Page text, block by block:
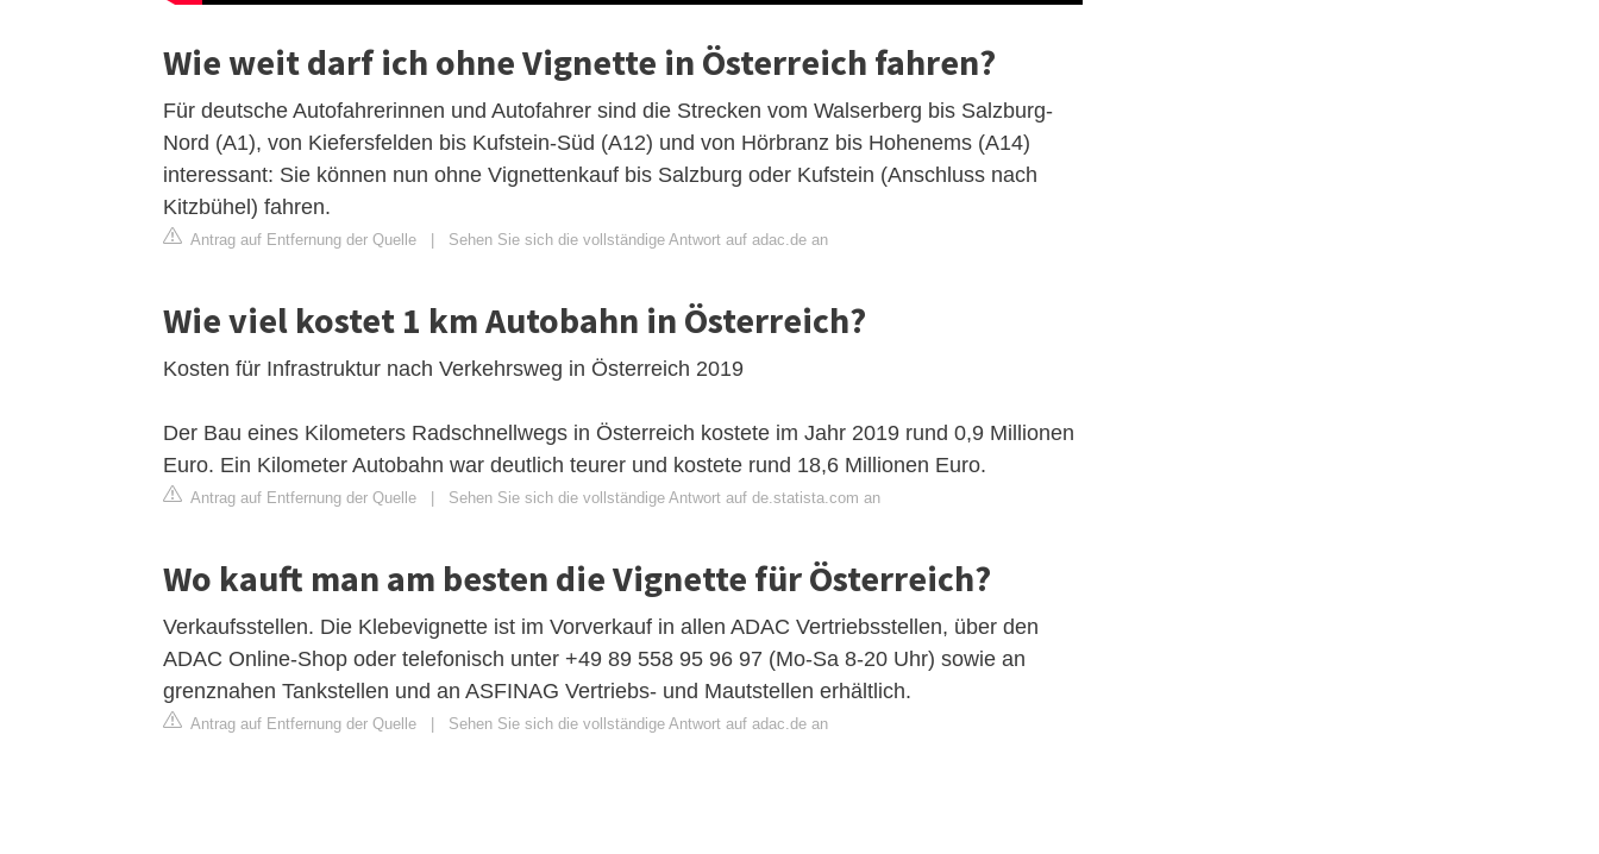
Wie weit darf ich ohne Vignette in Österreich fahren?
Für deutsche Autofahrerinnen und Autofahrer sind die Strecken vom Walserberg bis Salzburg-
Nord (A1), von Kiefersfelden bis Kufstein-Süd (A12) und von Hörbranz bis Hohenems (A14)
interessant: Sie können nun ohne Vignettenkauf bis Salzburg oder Kufstein (Anschluss nach
Kitzbühel) fahren.
Antrag auf Entfernung der Quelle | Sehen Sie sich die vollständige Antwort auf adac.de an
Wie viel kostet 1 km Autobahn in Österreich?
Kosten für Infrastruktur nach Verkehrsweg in Österreich 2019
Der Bau eines Kilometers Radschnellwegs in Österreich kostete im Jahr 2019 rund 0,9 Millionen
Euro. Ein Kilometer Autobahn war deutlich teurer und kostete rund 18,6 Millionen Euro.
Antrag auf Entfernung der Quelle | Sehen Sie sich die vollständige Antwort auf de.statista.com an
Wo kauft man am besten die Vignette für Österreich?
Verkaufsstellen. Die Klebevignette ist im Vorverkauf in allen ADAC Vertriebsstellen, über den
ADAC Online-Shop oder telefonisch unter +49 89 558 95 96 97 (Mo-Sa 8-20 Uhr) sowie an
grenznahen Tankstellen und an ASFINAG Vertriebs- und Mautstellen erhältlich.
Antrag auf Entfernung der Quelle | Sehen Sie sich die vollständige Antwort auf adac.de an